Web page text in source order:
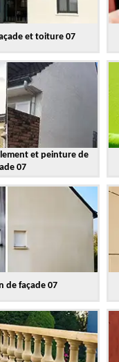
et toiture 07
et peinture de
07
de façade 07